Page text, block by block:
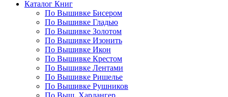
Каталог Книг
По Вышивке Бисером
По Вышивке Гладью
По Вышивке Золотом
По Вышивке Изонить
По Вышивке Икон
По Вышивке Крестом
По Вышивке Лентами
По Вышивке Ришелье
По Вышивке Рушников
По Выш. Хардангер